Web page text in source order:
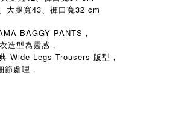
大腿寬43、褲口寬32 cm
BAGGY PANTS，
造型為靈感，
Wide-Legs Trousers 版型，
處理，